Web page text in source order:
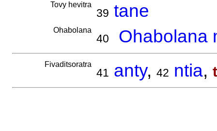
Tovy hevitra
39 tane
Ohabolana
40 Ohabolana
Fivaditsoratra
41 anty, 42 ntia,